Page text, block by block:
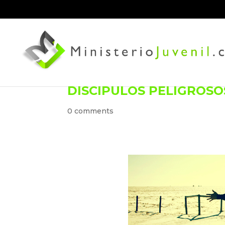
DISCÍPULOS
0 comments